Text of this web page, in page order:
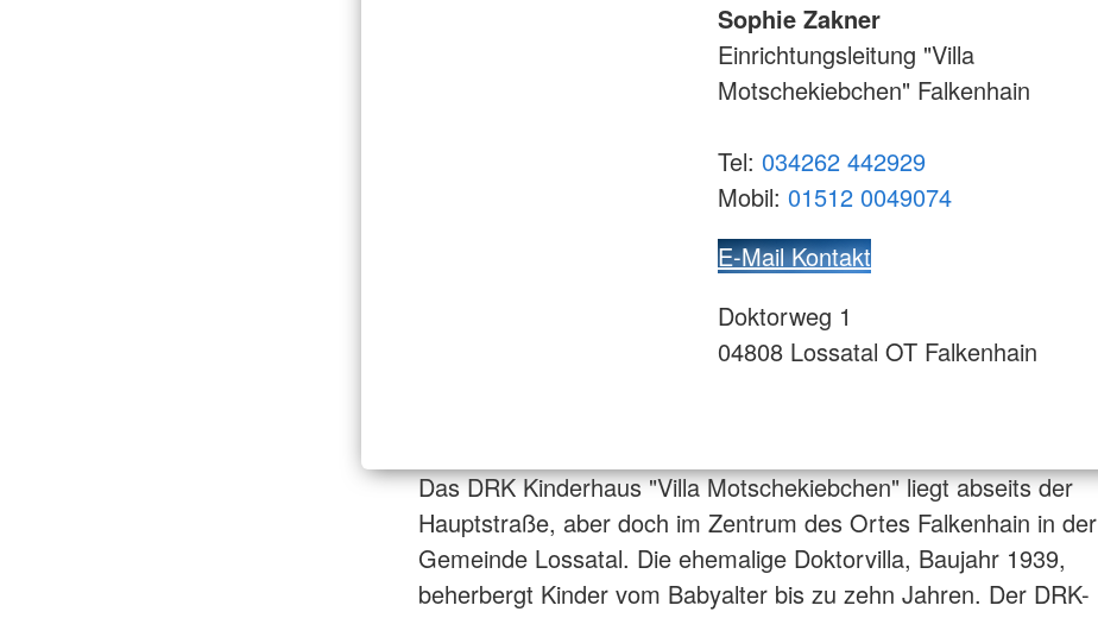
Sophie Zakner
Einrichtungsleitung "Villa
Motschekiebchen" Falkenhain
Tel: 034262 442929
Mobil: 01512 0049074
E-Mail Kontakt
Doktorweg 1
04808 Lossatal OT Falkenhain
Das DRK Kinderhaus "Villa Motschekiebchen" liegt abseits der
Hauptstraße, aber doch im Zentrum des Ortes Falkenhain in der
Gemeinde Lossatal. Die ehemalige Doktorvilla, Baujahr 1939,
beherbergt Kinder vom Babyalter bis zu zehn Jahren. Der DRK-